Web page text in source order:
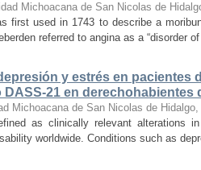
Michoacana de San Nicolas de
first used in 1743 to describe a
referred to angina as a “disorder
y estrés en pacientes
21 en derechohabientes
Michoacana de San Nicolas de Hidalgo,
as clinically relevant alterations
worldwide. Conditions such as